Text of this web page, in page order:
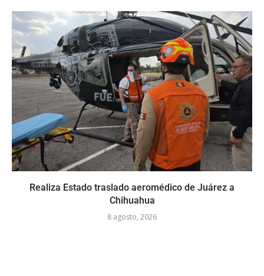
Realiza Estado traslado aeromédico de Juárez a
Chihuahua
8 agosto, 2026